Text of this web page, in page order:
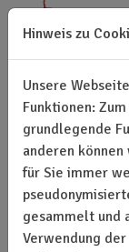
Direkt zur
Direkt zum Inhalt
Keine
Hinweis zu
Unsere
Funktionen:
grundlegende
anderen
für Sie immer
gesammelt und
Verwendung